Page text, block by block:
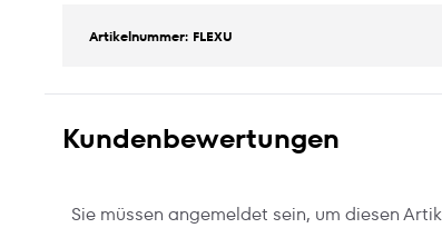
Artikelnummer: FLEXU
Kundenbewertungen
Sie müssen angemeldet sein, um diesen